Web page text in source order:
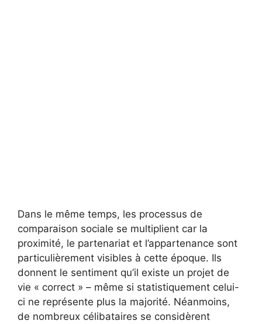
Dans le même temps, les processus de
comparaison sociale se multiplient car la
proximité, le partenariat et l’appartenance sont
particulièrement visibles à cette époque. Ils
donnent le sentiment qu’il existe un projet de
vie « correct » – même si statistiquement celui-
ci ne représente plus la majorité. Néanmoins,
de nombreux célibataires se considèrent